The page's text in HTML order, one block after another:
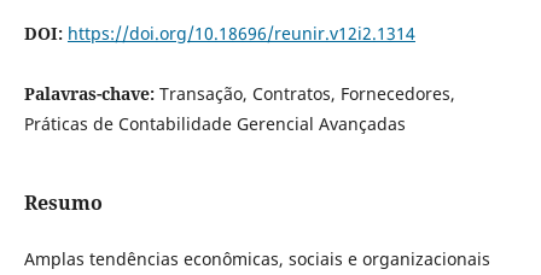
DOI: https://doi.org/10.18696/reunir.v12i2.1314
Palavras-chave: Transação, Contratos, Fornecedores,
Práticas de Contabilidade Gerencial Avançadas
Resumo
Amplas tendências econômicas, sociais e organizacionais